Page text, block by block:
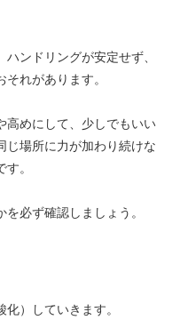
ンドリングが安定せず、
れがあります。
高めにして、少しでもいい
じ場所に力が加わり続けな
。
必ず確認しましょう。
）していきます。